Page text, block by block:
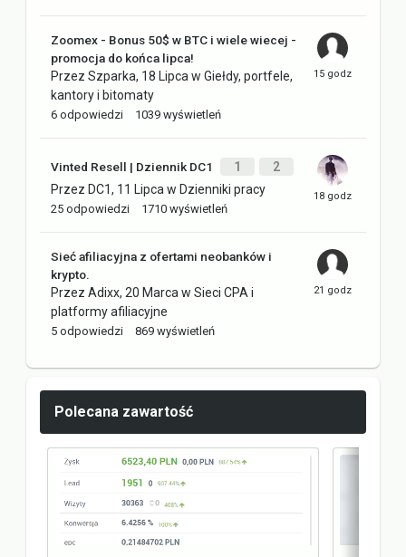
Zoomex - Bonus 50$ w BTC i wiele wiecej -
promocja do końca lipca!
Przez Szparka, 18 Lipca w Giełdy, portfele,
kantory i bitomaty
6 odpowiedzi 1039 wyświetleń
Vinted Resell | Dziennik DC1 1
2
Przez DC1, 11 Lipca w Dzienniki pracy
25 odpowiedzi 1710 wyświetleń
Sieć afiliacyjna z ofertami neobanków i
krypto.
Przez Adixx, 20 Marca w Sieci CPA i
platformy afiliacyjne
5 odpowiedzi 869 wyświetleń
Polecana zawartość